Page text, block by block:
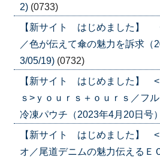
2) (0733)
【新サイト はじめました】
／色が伝えて傘の魅力を訴求（
3/05/19) (0732)
【新サイト はじめました】 <
ｓ>ｙｏｕｒｓ＋ｏｕｒｓ／フ
冷凍パウチ（2023年4月20日号
【新サイト はじめました】 <
オ／尾道デニムの魅力伝えるＥ